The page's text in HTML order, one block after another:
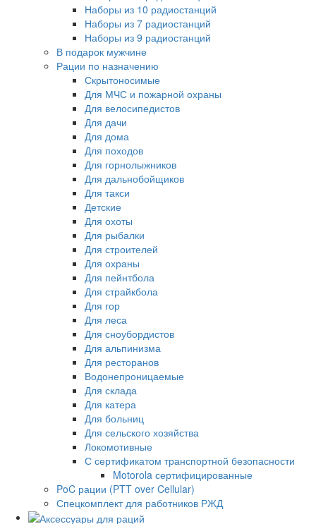
Наборы из 10 радиостанций
Наборы из 7 радиостанций
Наборы из 9 радиостанций
В подарок мужчине
Рации по назначению
Скрытоносимые
Для МЧС и пожарной охраны
Для велосипедистов
Для дачи
Для дома
Для походов
Для горнолыжников
Для дальнобойщиков
Для такси
Детские
Для охоты
Для рыбалки
Для строителей
Для охраны
Для пейнтбола
Для страйкбола
Для гор
Для леса
Для сноубордистов
Для альпинизма
Для ресторанов
Водонепроницаемые
Для склада
Для катера
Для больниц
Для сельского хозяйства
Локомотивные
С сертификатом транспортной безопасности
Motorola сертифицированные
PoC рации (PTT over Cellular)
Спецкомплект для работников РЖД